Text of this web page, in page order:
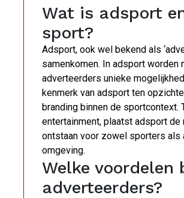
Wat is adsport
sport?
Adsport, ook wel bekend als
samenkomen. In adsport
adverteerders unieke
kenmerk van adsport ten
branding binnen de
entertainment, plaatst adsport
ontstaan voor zowel sporters als
omgeving.
Welke
adverteerders?